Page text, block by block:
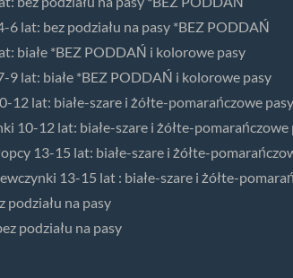
6 lat: bez podziału na pasy *BEZ PODDAŃ
białe *BEZ PODDAŃ i kolorowe pasy
9 lat: białe *BEZ PODDAŃ i kolorowe pasy
12 lat: białe-szare i żółte-pomarańczowe pasy
10-12 lat: białe-szare i żółte-pomarańczowe
13-15 lat: białe-szare i żółte-
13-15 lat : białe-szare i żółte-
podziału na pasy
podziału na pasy